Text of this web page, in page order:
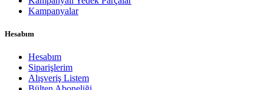
Kampanyalar
Hesabım
Hesabım
Siparişlerim
Alışveriş Listem